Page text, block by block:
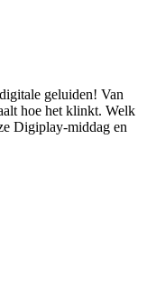
geluiden! Van
hoe het klinkt. Welk
Digiplay-middag en